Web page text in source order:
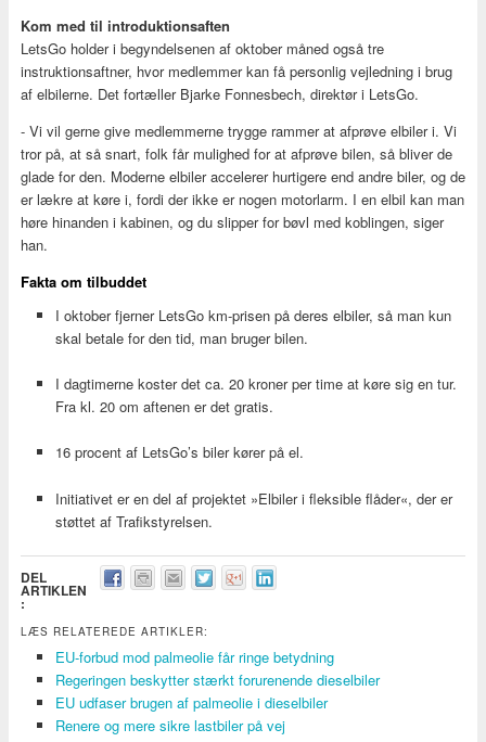
Kom med til introduktionsaften
LetsGo holder i begyndelsenen af oktober måned også tre
instruktionsaftner, hvor medlemmer kan få personlig vejledning i brug
af elbilerne. Det fortæller Bjarke Fonnesbech, direktør i LetsGo.
- Vi vil gerne give medlemmerne trygge rammer at afprøve elbiler i. Vi
tror på, at så snart, folk får mulighed for at afprøve bilen, så bliver de
glade for den. Moderne elbiler accelerer hurtigere end andre biler, og de
er lækre at køre i, fordi der ikke er nogen motorlarm. I en elbil kan man
høre hinanden i kabinen, og du slipper for bøvl med koblingen, siger
han.
Fakta om tilbuddet
I oktober fjerner LetsGo km-prisen på deres elbiler, så man kun
skal betale for den tid, man bruger bilen.
I dagtimerne koster det ca. 20 kroner per time at køre sig en tur.
Fra kl. 20 om aftenen er det gratis.
16 procent af LetsGo’s biler kører på el.
Initiativet er en del af projektet »Elbiler i fleksible flåder«, der er
støttet af Trafikstyrelsen.
DEL
ARTIKLEN
:
LÆS RELATEREDE ARTIKLER:
EU-forbud mod palmeolie får ringe betydning
Regeringen beskytter stærkt forurenende dieselbiler
EU udfaser brugen af palmeolie i dieselbiler
Renere og mere sikre lastbiler på vej